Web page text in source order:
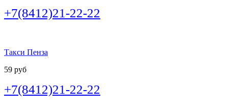
+7(8412)21-22-22
Такси Пенза
59 руб
+7(8412)21-22-22